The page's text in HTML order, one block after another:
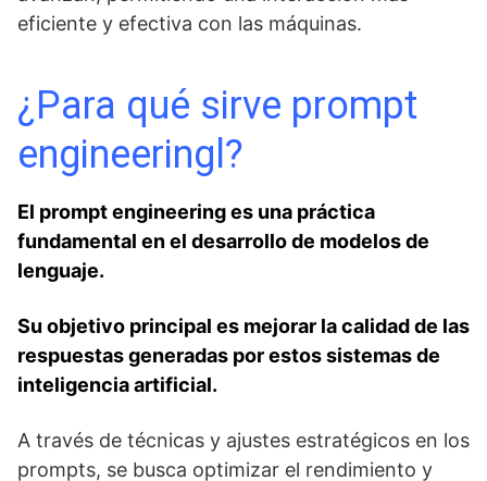
eficiente y efectiva con las máquinas.
¿Para qué sirve prompt
engineeringl?
El prompt engineering es una práctica
fundamental en el desarrollo de modelos de
lenguaje.
Su objetivo principal es mejorar la calidad de las
respuestas generadas por estos sistemas de
inteligencia artificial.
A través de técnicas y ajustes estratégicos en los
prompts, se busca optimizar el rendimiento y